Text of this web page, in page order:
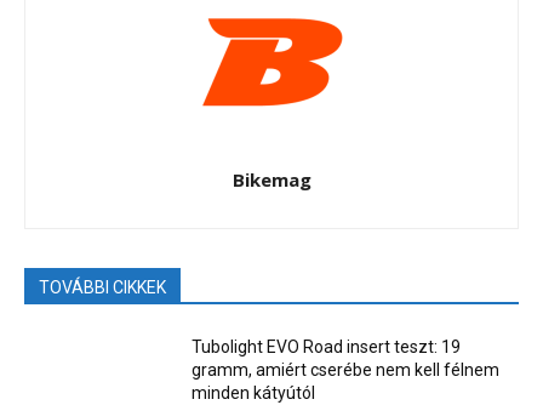
Bikemag
TOVÁBBI CIKKEK
Tubolight EVO Road insert teszt: 19
gramm, amiért cserébe nem kell félnem
minden kátyútól